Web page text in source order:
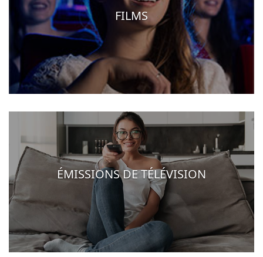
FILMS
ÉMISSIONS DE TÉLÉVISION